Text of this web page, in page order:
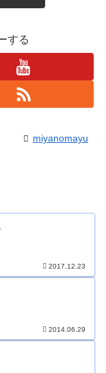
する
miyanomayu
2017.12.23
2014.06.29